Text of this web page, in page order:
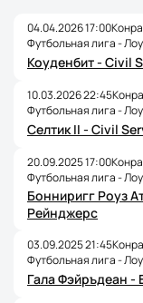
04.04.2026 17:00
Футбольная лига -
Коуденбит - Civil
10.03.2026 22:45
Футбольная лига -
Селтик II - Civil
20.09.2025 17:00
Футбольная лига -
Бонниригг Роуз
Рейнджерс
03.09.2025 21:45
Футбольная лига -
Гала Фэйръдеан